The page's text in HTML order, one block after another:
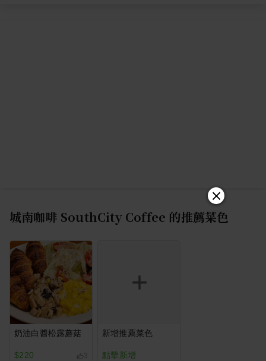
城南咖啡 SouthCity Coffee 的推薦菜色
奶油白醬松露蘑菇
$220 3
新增推薦菜色
點擊新增